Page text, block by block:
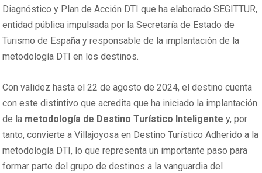
Diagnóstico y Plan de Acción DTI que ha elaborado SEGITTUR,
entidad pública impulsada por la Secretaría de Estado de
Turismo de España y responsable de la implantación de la
metodología DTI en los destinos.
Con validez hasta el 22 de agosto de 2024, el destino cuenta
con este distintivo que acredita que ha iniciado la implantación
de la metodología de Destino Turístico Inteligente y, por
tanto, convierte a Villajoyosa en Destino Turístico Adherido a la
metodología DTI, lo que representa un importante paso para
formar parte del grupo de destinos a la vanguardia del